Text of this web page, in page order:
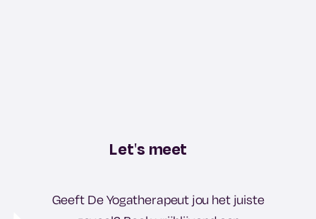
Let's meet
Geeft De Yogatherapeut jou het juiste